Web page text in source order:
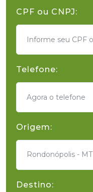
CPF ou CNPJ:
Telefone:
Origem:
Rondonópolis - MT
Destino: